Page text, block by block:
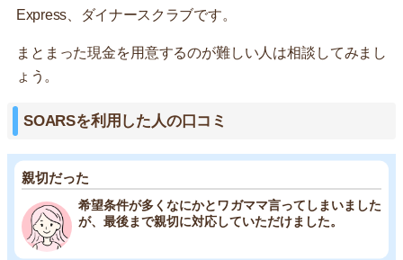
Express、ダイナースクラブです。
まとまった現金を用意するのが難しい人は相談してみまし
ょう。
SOARSを利用した人の口コミ
親切だった
希望条件が多くなにかとワガママ言ってしまいました
が、最後まで親切に対応していただけました。